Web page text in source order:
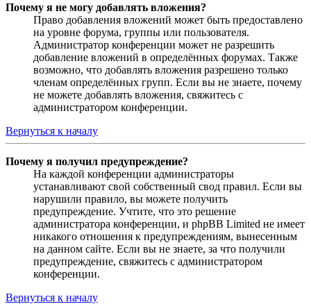
Почему я не могу добавлять вложения?
Право добавления вложений может быть предоставлено
на уровне форума, группы или пользователя.
Администратор конференции может не разрешить
добавление вложений в определённых форумах. Также
возможно, что добавлять вложения разрешено только
членам определённых групп. Если вы не знаете, почему
не можете добавлять вложения, свяжитесь с
администратором конференции.
Вернуться к началу
Почему я получил предупреждение?
На каждой конференции администраторы
устанавливают свой собственный свод правил. Если вы
нарушили правило, вы можете получить
предупреждение. Учтите, что это решение
администратора конференции, и phpBB Limited не имеет
никакого отношения к предупреждениям, вынесенным
на данном сайте. Если вы не знаете, за что получили
предупреждение, свяжитесь с администратором
конференции.
Вернуться к началу